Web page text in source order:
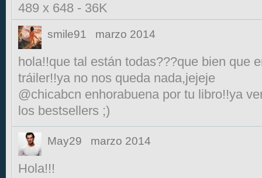
489 x 648 - 36K
smile91 marzo 2014
hola!!que tal están todas???que bien que
tráiler!!ya no nos queda nada,jejeje
@chicabcn enhorabuena por tu libro!!ya
los bestsellers ;)
May29 marzo 2014
Hola!!!